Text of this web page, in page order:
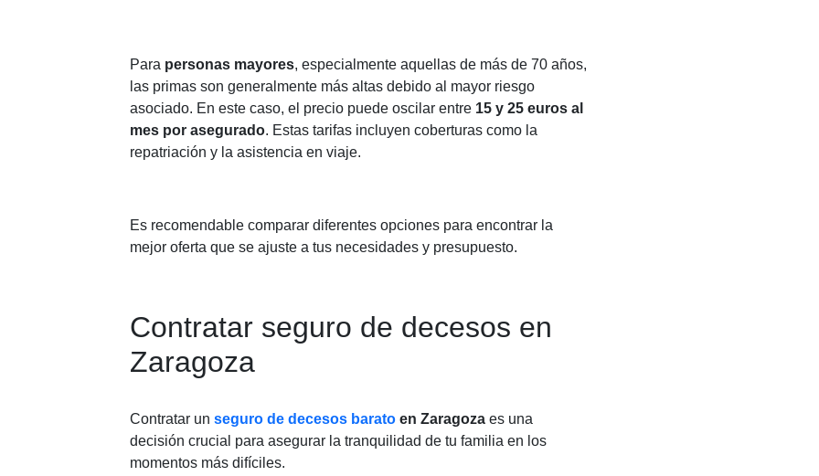
Para personas mayores, especialmente aquellas de más de 70 años,
las primas son generalmente más altas debido al mayor riesgo
asociado. En este caso, el precio puede oscilar entre 15 y 25 euros al
mes por asegurado. Estas tarifas incluyen coberturas como la
repatriación y la asistencia en viaje.
Es recomendable comparar diferentes opciones para encontrar la
mejor oferta que se ajuste a tus necesidades y presupuesto.
Contratar seguro de decesos en
Zaragoza
Contratar un seguro de decesos barato en Zaragoza es una
decisión crucial para asegurar la tranquilidad de tu familia en los
momentos más difíciles.